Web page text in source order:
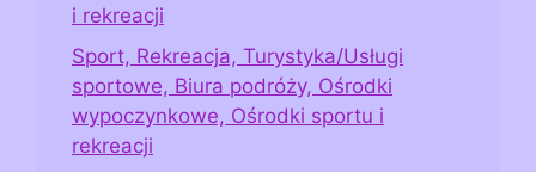
i rekreacji
Sport, Rekreacja, Turystyka/Usługi
sportowe, Biura podróży, Ośrodki
wypoczynkowe, Ośrodki sportu i
rekreacji